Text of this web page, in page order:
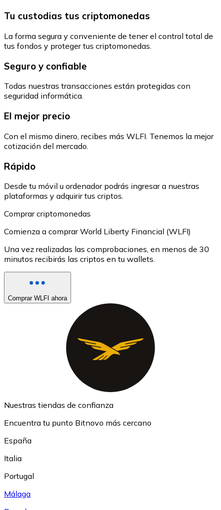
Tu custodias tus criptomonedas
La forma segura y conveniente de tener el control total de
tus fondos y proteger tus criptomonedas.
Seguro y confiable
Todas nuestras transacciones están protegidas con
seguridad informática.
El mejor precio
Con el mismo dinero, recibes más WLFI. Tenemos la mejor
cotización del mercado.
Rápido
Desde tu móvil u ordenador podrás ingresar a nuestras
plataformas y adquirir tus criptos.
Comprar criptomonedas
Comienza a comprar World Liberty Financial (WLFI)
Una vez realizadas las comprobaciones, en menos de 30
minutos recibirás las criptos en tu wallets.
Comprar WLFI ahora
Nuestras tiendas de confianza
Encuentra tu punto Bitnovo más cercano
España
Italia
Portugal
Málaga